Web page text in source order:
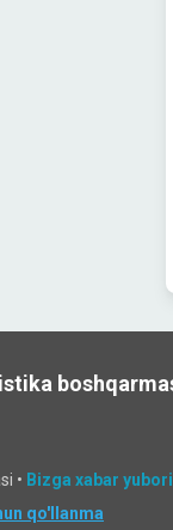
• Bizga xabar
qo'llanma